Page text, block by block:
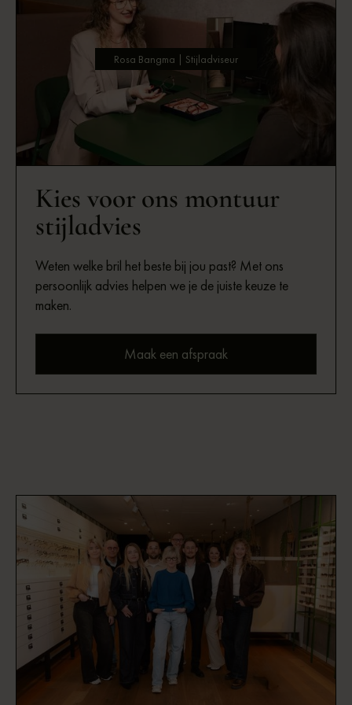
Kies voor ons montuur
stijladvies
Weten welke bril het beste bij jou past? Met ons
persoonlijk advies helpen we je de juiste keuze te
maken.
Maak een afspraak
Rosa Bangma | Stijladviseur